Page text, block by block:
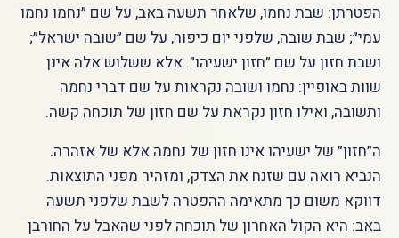
הפטרתן: שבת נחמו, שלאחר תשעה באב, על שם ״נחמו נחמו
עמי״; שבת שובה, שלפני יום כיפור, על שם ״שובה ישראל״;
ושבת חזון על שם ״חזון ישעיהו״. אלא ששלוש אלה אינן
שוות באופיין: נחמו ושובה נקראות על שם דברי נחמה
ותשובה, ואילו חזון נקראת על שם חזון של תוכחה קשה.
ה״חזון״ של ישעיהו אינו חזון של נחמה אלא של אזהרה.
הנביא רואה עם שזנח את הצדק, ומזהיר מפני התוצאות.
דווקא משום כך מתאימה ההפטרה לשבת שלפני תשעה
באב: היא הקול האחרון של תוכחה לפני שהאבל על החורבן